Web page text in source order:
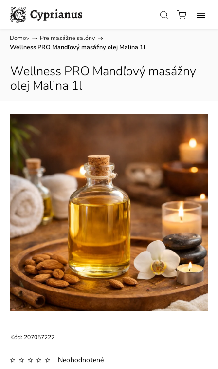
Domov / Pre masážne salóny /
Wellness PRO Mandľový masážny olej Malina 1l
Wellness PRO Mandľový masážny
olej Malina 1l
Kód: 207057222
Neohodnotené